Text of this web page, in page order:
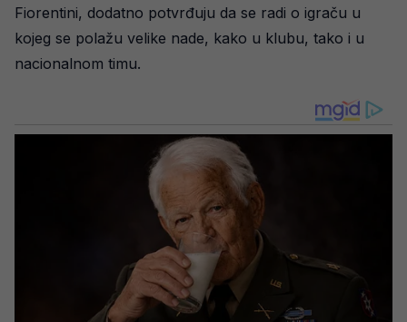
Fiorentini, dodatno potvrđuju da se radi o igraču u
kojeg se polažu velike nade, kako u klubu, tako i u
nacionalnom timu.